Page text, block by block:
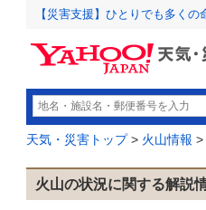
【災害支援】ひとりでも多く
天気・災害トップ> 火山情報 >
火山の状況に関する解説